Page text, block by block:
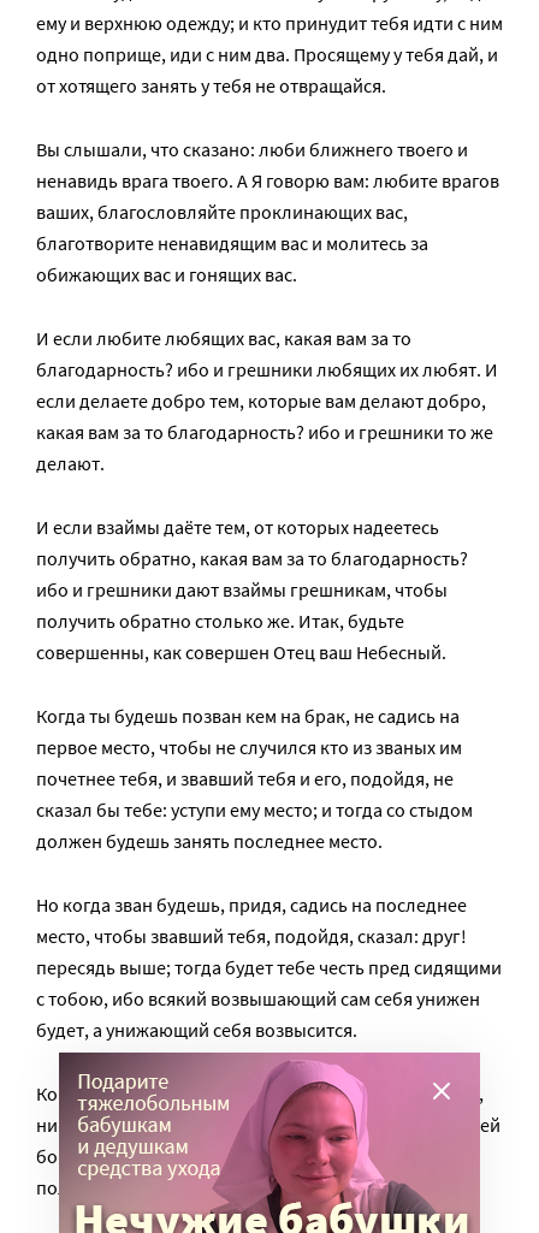
ему и верхнюю одежду; и кто принудит тебя идти с ним
одно поприще, иди с ним два. Просящему у тебя дай, и
от хотящего занять у тебя не отвращайся.
Вы слышали, что сказано: люби ближнего твоего и
ненавидь врага твоего. А Я говорю вам: любите врагов
ваших, благословляйте проклинающих вас,
благотворите ненавидящим вас и молитесь за
обижающих вас и гонящих вас.
И если любите любящих вас, какая вам за то
благодарность? ибо и грешники любящих их любят. И
если делаете добро тем, которые вам делают добро,
какая вам за то благодарность? ибо и грешники то же
делают.
И если взаймы даёте тем, от которых надеетесь
получить обратно, какая вам за то благодарность?
ибо и грешники дают взаймы грешникам, чтобы
получить обратно столько же. Итак, будьте
совершенны, как совершен Отец ваш Небесный.
Когда ты будешь позван кем на брак, не садись на
первое место, чтобы не случился кто из званых им
почетнее тебя, и звавший тебя и его, подойдя, не
сказал бы тебе: уступи ему место; и тогда со стыдом
должен будешь занять последнее место.
Но когда зван будешь, придя, садись на последнее
место, чтобы звавший тебя, подойдя, сказал: друг!
пересядь выше; тогда будет тебе честь пред сидящими
с тобою, ибо всякий возвышающий сам себя унижен
будет, а унижающий себя возвысится.
Когда делаешь обед или ужин, не зови друзей твоих,
ни братьев твоих, ни родственников твоих, ни соседей
богатых, чтобы и они тебя когда не позвали, и не
получил ты воздаяния.